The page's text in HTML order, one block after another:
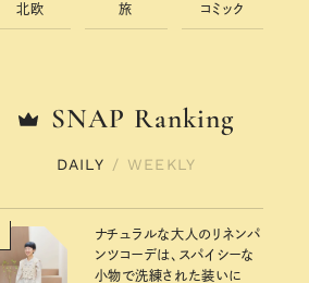
北欧 旅 コ ミ ック
SNAP Ranking
DAILY / WEEKLY
ナチュラルな大人のリネンパ
ンツコーデは、スパイシーな
小物で洗練された装いに
北欧 旅 コ ミ ック
SNAP Ranking
DAILY / WEEKLY
ナチュラルな大人のリネンパ
ンツコーデは、スパイシーな
小物で洗練された装いに